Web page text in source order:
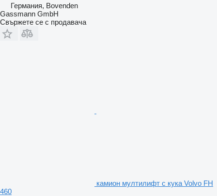
Германия, Bovenden
Gassmann GmbH
Свържете се с продавача
камион мултилифт с кука Volvo FH
460